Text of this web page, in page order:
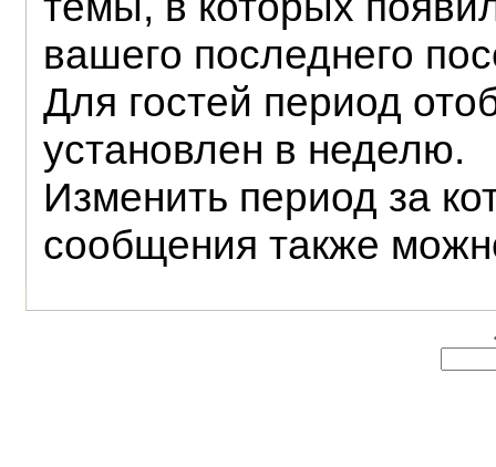
вашего последнего
Для гостей период
установлен в неделю.
Изменить период за
сообщения также